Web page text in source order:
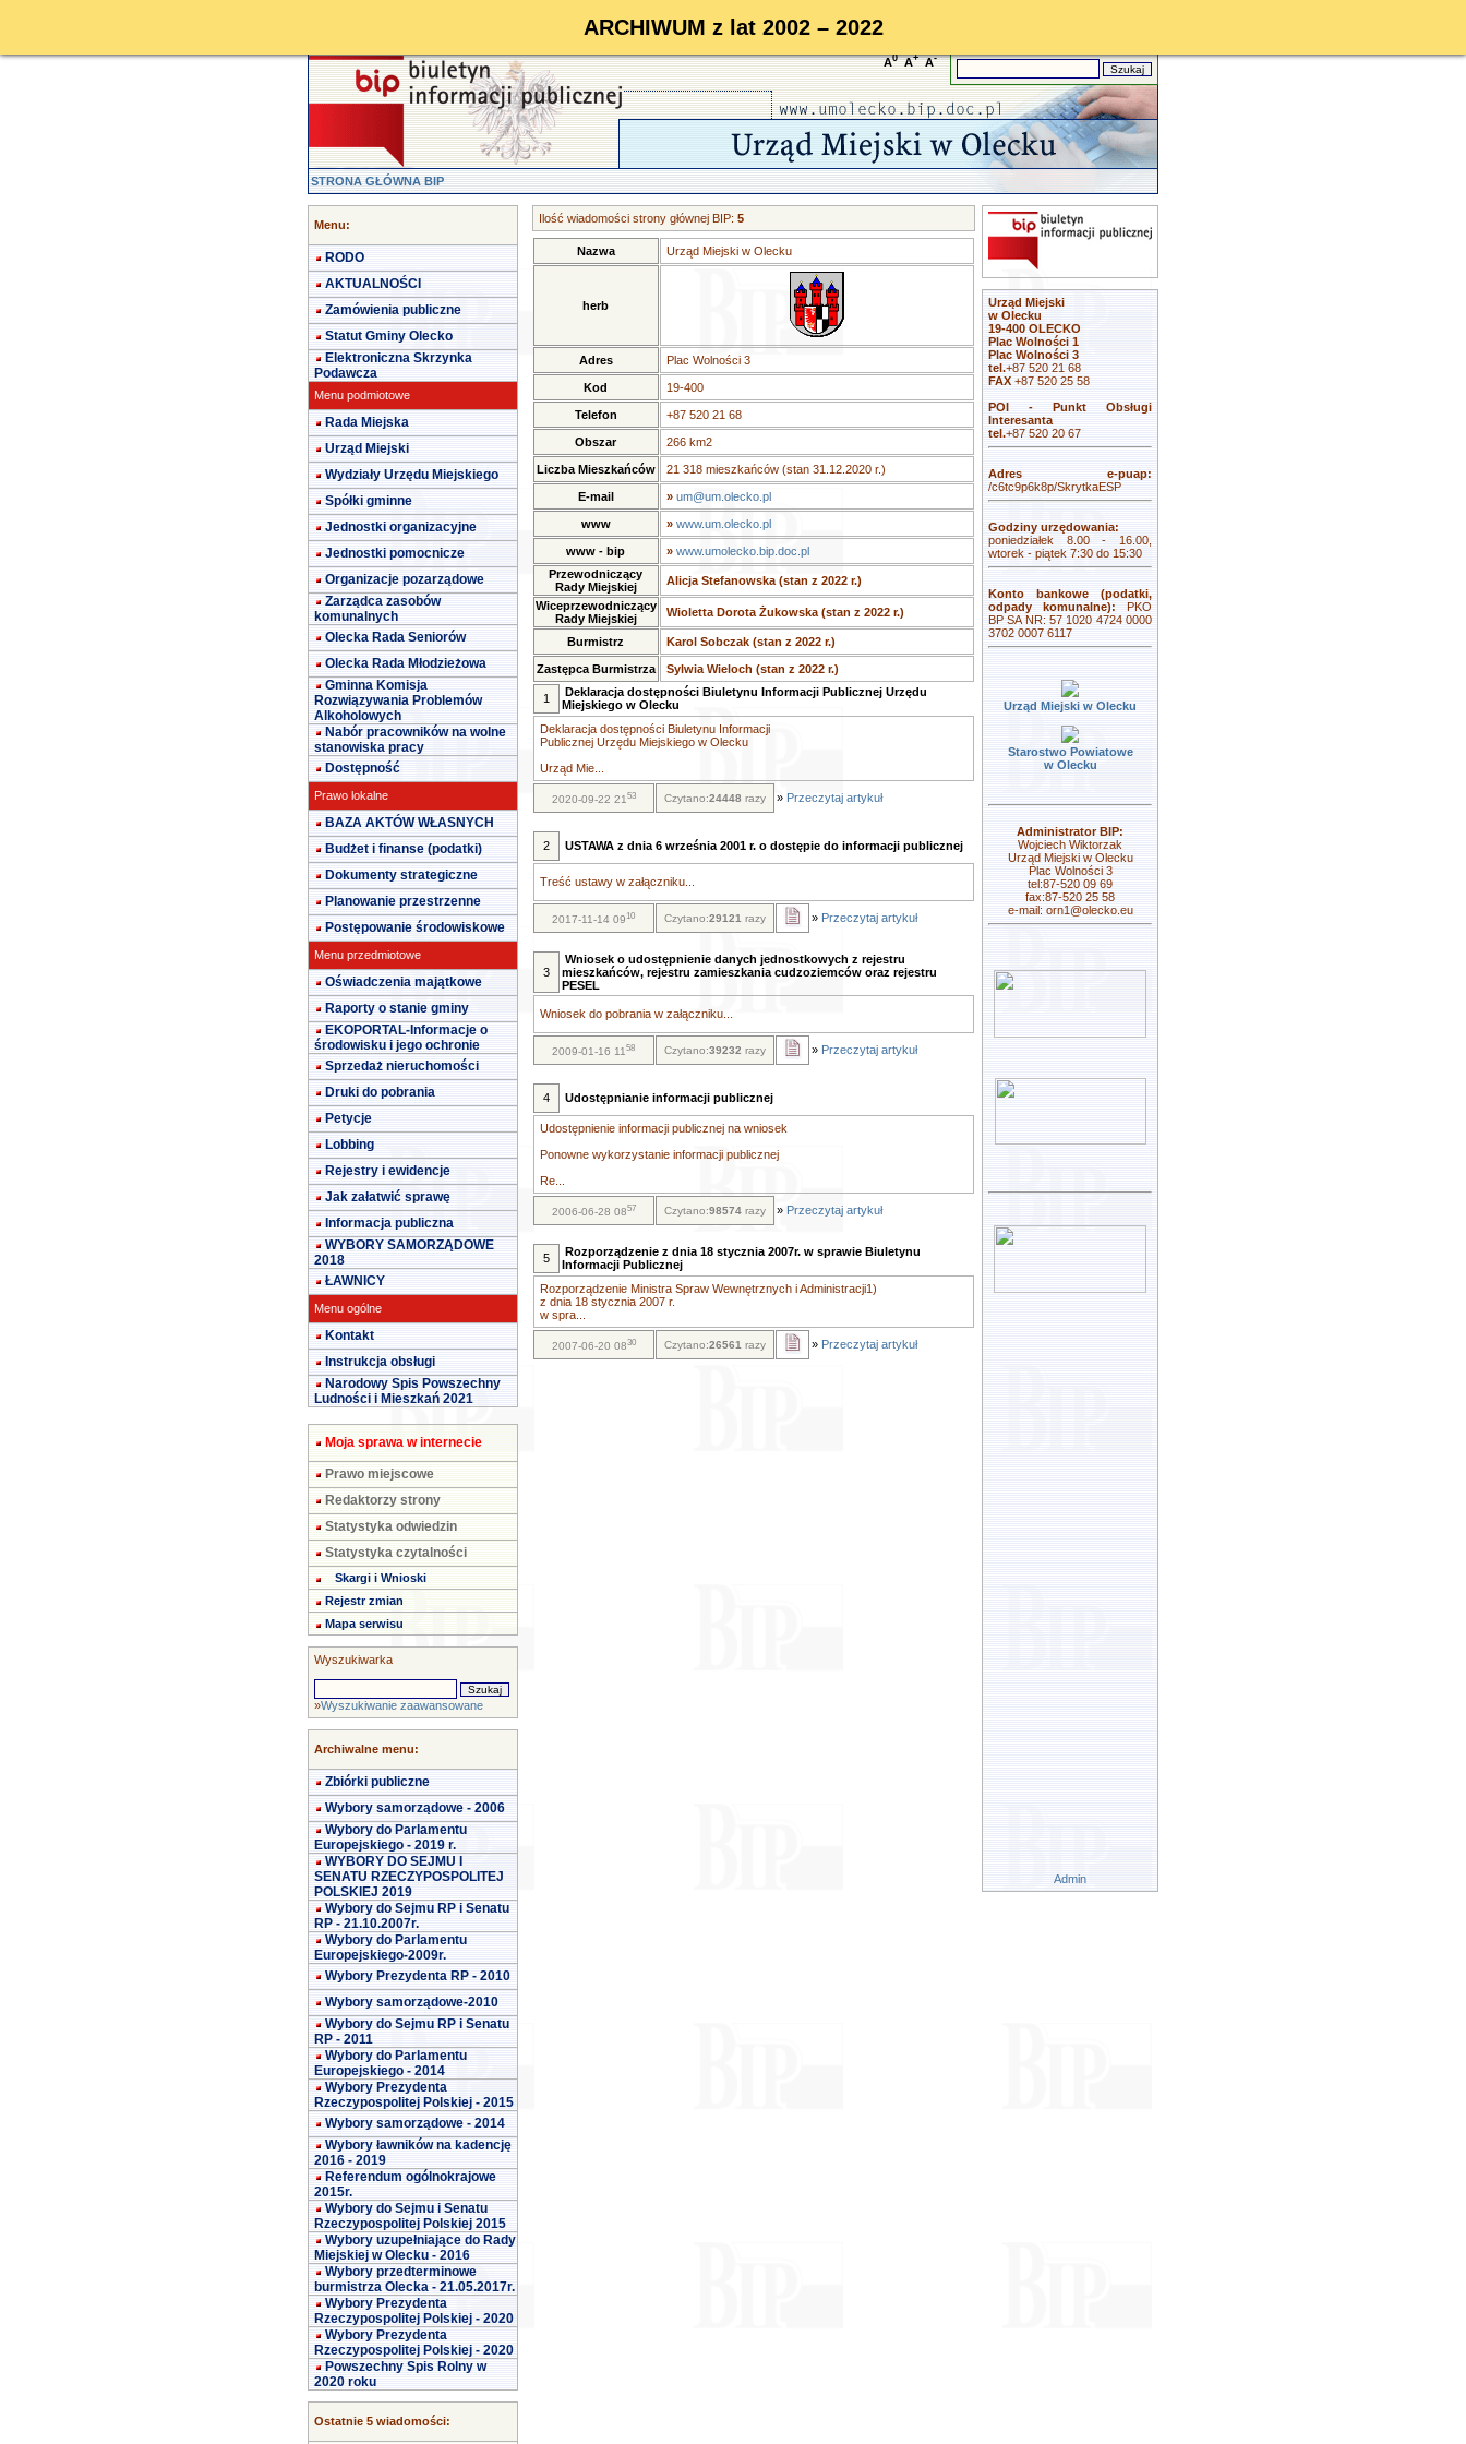
ARCHIWUM z lat 2002 – 2022
A0 A+ A-
STRONA GŁÓWNA BIP
Menu:
RODO
AKTUALNOŚCI
Zamówienia publiczne
Statut Gminy Olecko
Elektroniczna Skrzynka
Podawcza
Menu podmiotowe
Rada Miejska
Urząd Miejski
Wydziały Urzędu Miejskiego
Spółki gminne
Jednostki organizacyjne
Jednostki pomocnicze
Organizacje pozarządowe
Zarządca zasobów
komunalnych
Olecka Rada Seniorów
Olecka Rada Młodzieżowa
Gminna Komisja
Rozwiązywania Problemów
Alkoholowych
Nabór pracowników na wolne
stanowiska pracy
Dostępność
Prawo lokalne
BAZA AKTÓW WŁASNYCH
Budżet i finanse (podatki)
Dokumenty strategiczne
Planowanie przestrzenne
Postępowanie środowiskowe
Menu przedmiotowe
Oświadczenia majątkowe
Raporty o stanie gminy
EKOPORTAL-Informacje o
środowisku i jego ochronie
Sprzedaż nieruchomości
Druki do pobrania
Petycje
Lobbing
Rejestry i ewidencje
Jak załatwić sprawę
Informacja publiczna
WYBORY SAMORZĄDOWE
2018
ŁAWNICY
Menu ogólne
Kontakt
Instrukcja obsługi
Narodowy Spis Powszechny
Ludności i Mieszkań 2021
Moja sprawa w internecie
Prawo miejscowe
Redaktorzy strony
Statystyka odwiedzin
Statystyka czytalności
Skargi i Wnioski
Rejestr zmian
Mapa serwisu
Wyszukiwarka
»Wyszukiwanie zaawansowane
Archiwalne menu:
Zbiórki publiczne
Wybory samorządowe - 2006
Wybory do Parlamentu
Europejskiego - 2019 r.
WYBORY DO SEJMU I
SENATU RZECZYPOSPOLITEJ
POLSKIEJ 2019
Wybory do Sejmu RP i Senatu
RP - 21.10.2007r.
Wybory do Parlamentu
Europejskiego-2009r.
Wybory Prezydenta RP - 2010
Wybory samorządowe-2010
Wybory do Sejmu RP i Senatu
RP - 2011
Wybory do Parlamentu
Europejskiego - 2014
Wybory Prezydenta
Rzeczypospolitej Polskiej - 2015
Wybory samorządowe - 2014
Wybory ławników na kadencję
2016 - 2019
Referendum ogólnokrajowe
2015r.
Wybory do Sejmu i Senatu
Rzeczypospolitej Polskiej 2015
Wybory uzupełniające do Rady
Miejskiej w Olecku - 2016
Wybory przedterminowe
burmistrza Olecka - 21.05.2017r.
Wybory Prezydenta
Rzeczypospolitej Polskiej - 2020
Wybory Prezydenta
Rzeczypospolitej Polskiej - 2020
Powszechny Spis Rolny w
2020 roku
Ostatnie 5 wiadomości:
Ilość wiadomości strony głównej BIP: 5
Nazwa Urząd Miejski w Olecku
herb
Adres Plac Wolności 3
Kod 19-400
Telefon +87 520 21 68
Obszar 266 km2
Liczba Mieszkańców 21 318 mieszkańców (stan 31.12.2020 r.)
E-mail » um@um.olecko.pl
www » www.um.olecko.pl
www - bip » www.umolecko.bip.doc.pl
Przewodniczący
Rady Miejskiej
Alicja Stefanowska (stan z 2022 r.)
Wiceprzewodniczący
Rady Miejskiej
Wioletta Dorota Żukowska (stan z 2022 r.)
Burmistrz Karol Sobczak (stan z 2022 r.)
Zastępca Burmistrza Sylwia Wieloch (stan z 2022 r.)
1
Deklaracja dostępności Biuletynu Informacji Publicznej Urzędu
Miejskiego w Olecku
Deklaracja dostępności Biuletynu Informacji
Publicznej Urzędu Miejskiego w Olecku
Urząd Mie...
2020-09-22 2153 Czytano:24448 razy » Przeczytaj artykuł
2 USTAWA z dnia 6 września 2001 r. o dostępie do informacji publicznej
Treść ustawy w załączniku...
2017-11-14 0910 Czytano:29121 razy » Przeczytaj artykuł
3
Wniosek o udostępnienie danych jednostkowych z rejestru
mieszkańców, rejestru zamieszkania cudzoziemców oraz rejestru
PESEL
Wniosek do pobrania w załączniku...
2009-01-16 1158 Czytano:39232 razy » Przeczytaj artykuł
4 Udostępnianie informacji publicznej
Udostępnienie informacji publicznej na wniosek
Ponowne wykorzystanie informacji publicznej
Re...
2006-06-28 0857 Czytano:98574razy » Przeczytaj artykuł
5
Rozporządzenie z dnia 18 stycznia 2007r. w sprawie Biuletynu
Informacji Publicznej
Rozporządzenie Ministra Spraw Wewnętrznych i Administracji1)
z dnia 18 stycznia 2007 r.
w spra...
2007-06-20 0830 Czytano:26561 razy » Przeczytaj artykuł
Urząd Miejski
w Olecku
19-400 OLECKO
Plac Wolności 1
Plac Wolności 3
tel.+87 520 21 68
FAX +87 520 25 58
POI - Punkt Obsługi
Interesanta
tel.+87 520 20 67
Adres e-puap:
/c6tc9p6k8p/SkrytkaESP
Godziny urzędowania:
poniedziałek 8.00 - 16.00,
wtorek - piątek 7:30 do 15:30
Konto bankowe (podatki,
odpady komunalne): PKO
BP SA NR: 57 1020 4724 0000
3702 0007 6117
Urząd Miejski w Olecku
Starostwo Powiatowe
w Olecku
Administrator BIP:
Wojciech Wiktorzak
Urząd Miejski w Olecku
Plac Wolności 3
tel:87-520 09 69
fax:87-520 25 58
e-mail: orn1@olecko.eu
Admin